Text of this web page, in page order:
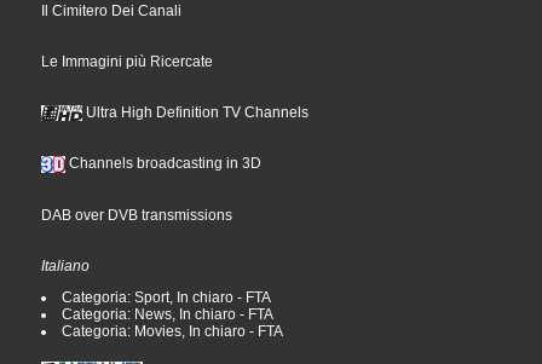
Il Cimitero Dei Canali
Le Immagini più Ricercate
Ultra High Definition TV Channels
Channels broadcasting in 3D
DAB over DVB transmissions
Italiano
Categoria: Sport, In chiaro - FTA
Categoria: News, In chiaro - FTA
Categoria: Movies, In chiaro - FTA